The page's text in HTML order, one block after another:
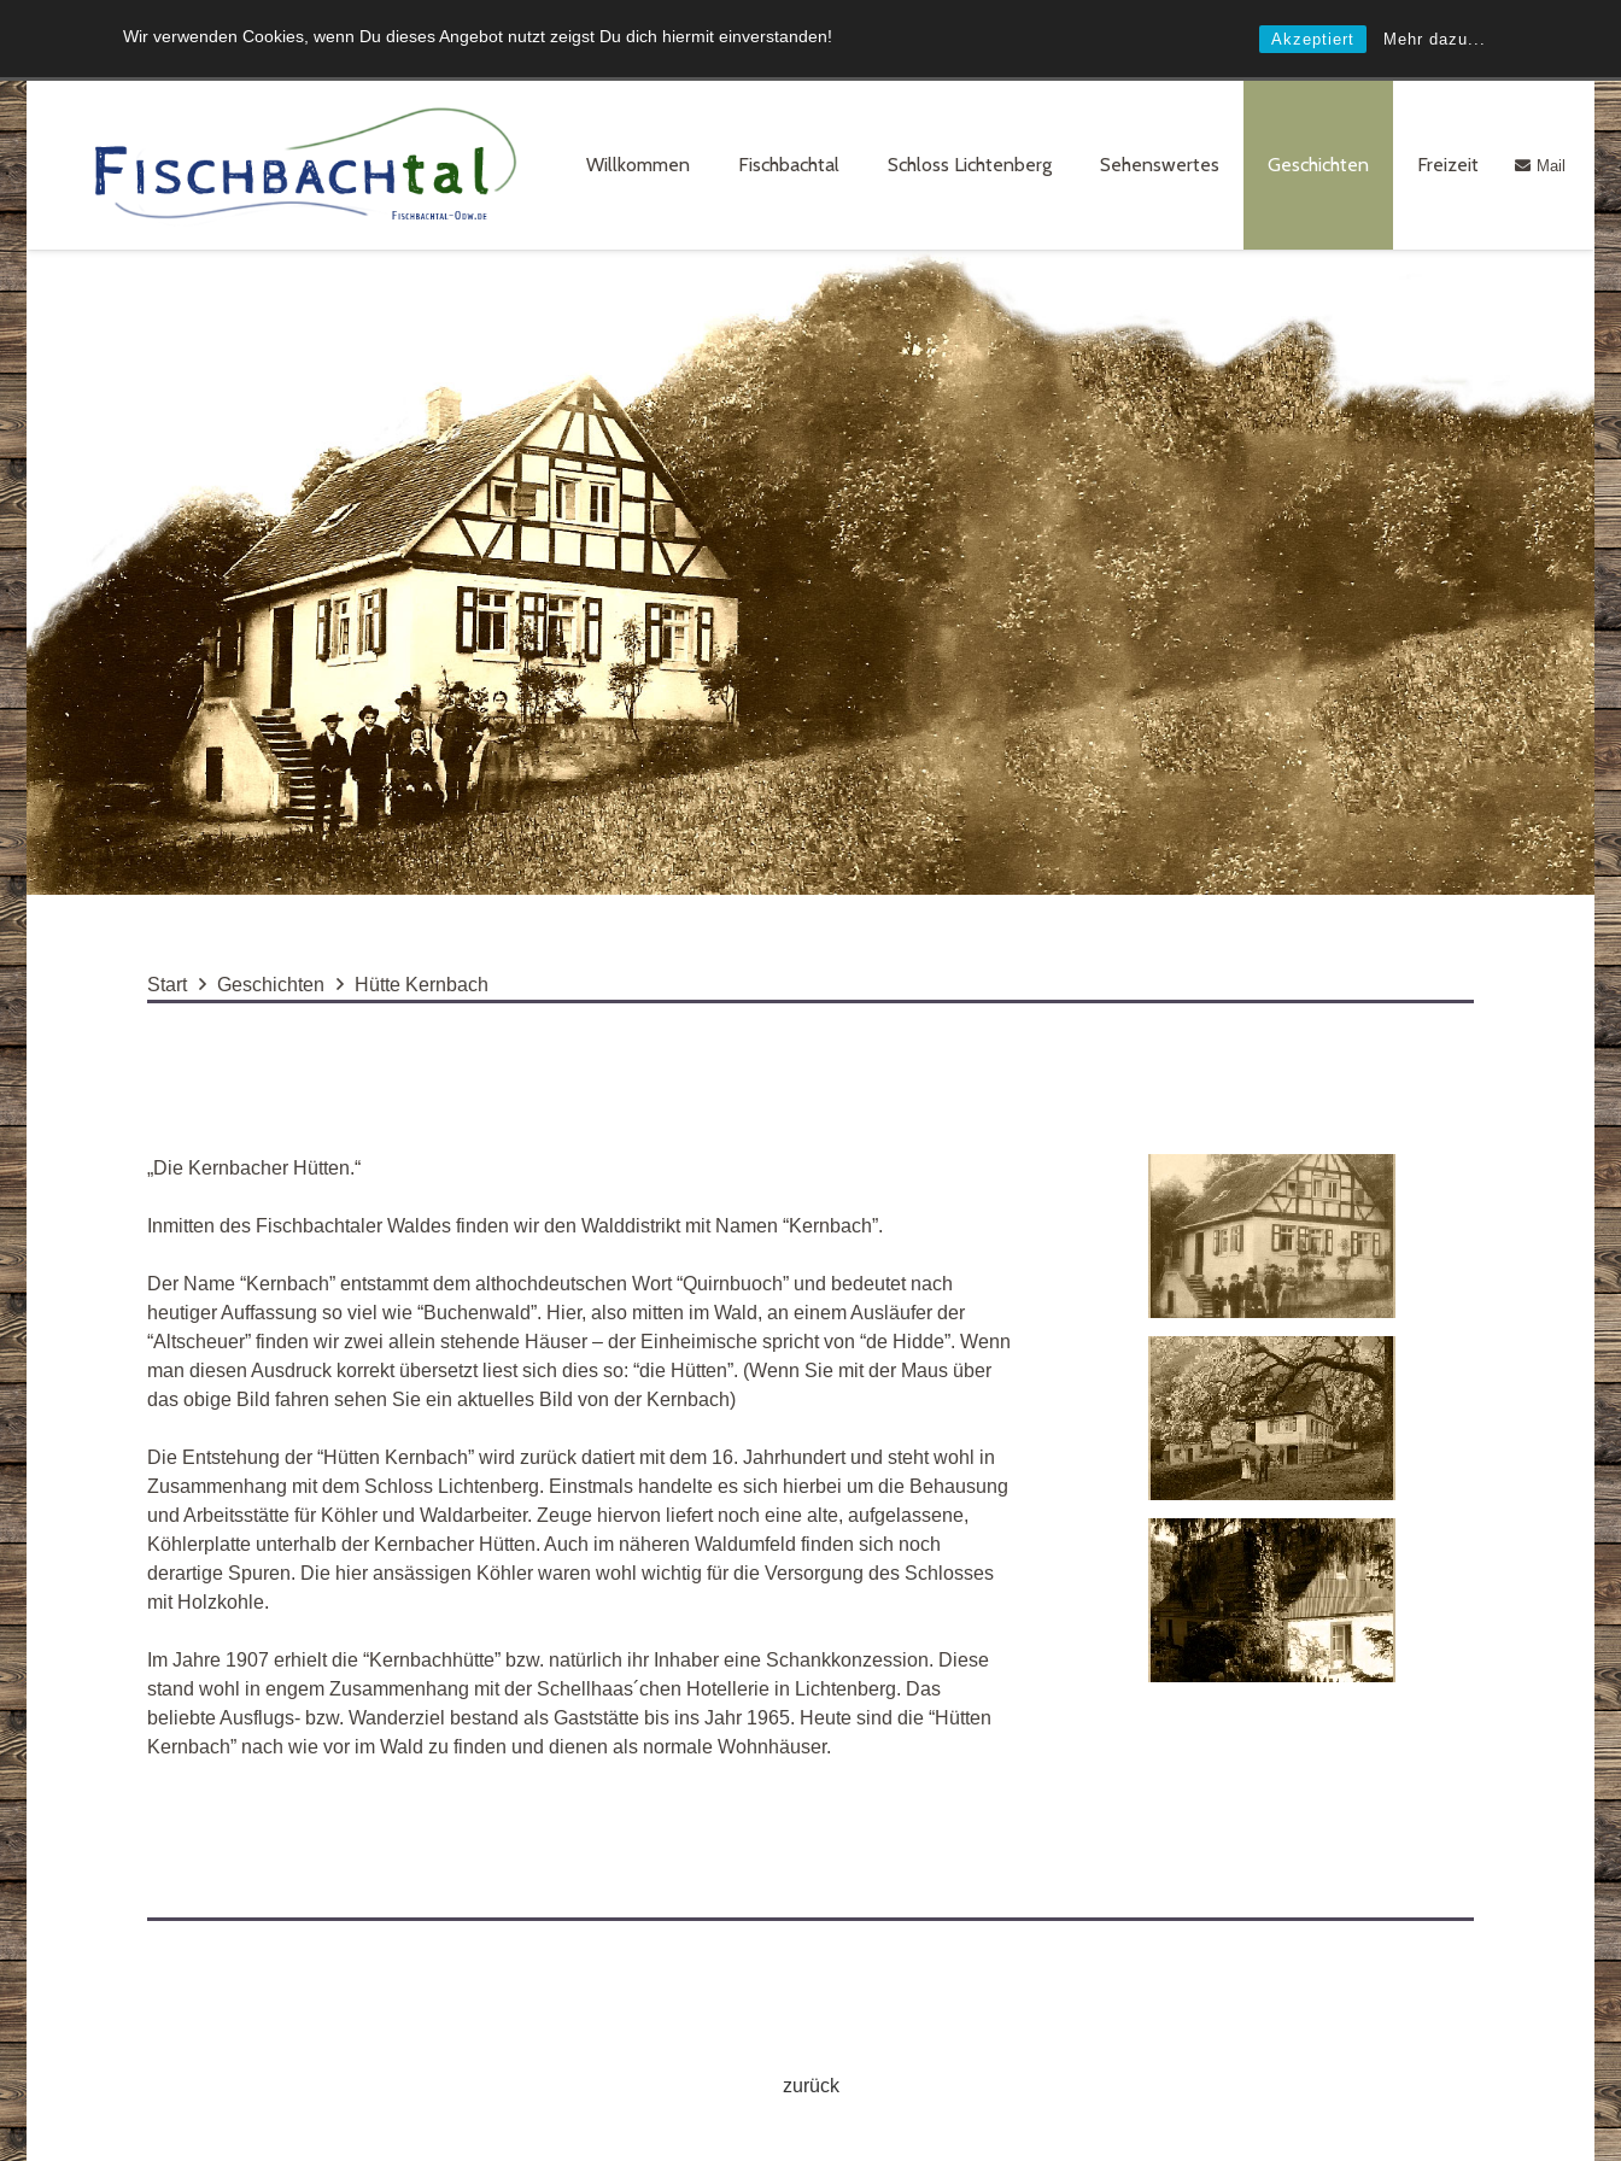
Wir verwenden Cookies, wenn Du dieses Angebot nutzt zeigst Du dich hiermit einverstanden! Akzeptiert Mehr dazu...
Willkommen Fischbachtal Schloss Lichtenberg Sehenswertes Geschichten Freizeit Mail
Start Geschichten Hütte Kernbach
„Die Kernbacher Hütten.“
Inmitten des Fischbachtaler Waldes finden wir den Walddistrikt mit Namen “Kernbach”.
Der Name “Kernbach” entstammt dem althochdeutschen Wort “Quirnbuoch” und bedeutet nach
heutiger Auffassung so viel wie “Buchenwald”. Hier, also mitten im Wald, an einem Ausläufer der
“Altscheuer” finden wir zwei allein stehende Häuser – der Einheimische spricht von “de Hidde”. Wenn
man diesen Ausdruck korrekt übersetzt liest sich dies so: “die Hütten”. (Wenn Sie mit der Maus über
das obige Bild fahren sehen Sie ein aktuelles Bild von der Kernbach)
Die Entstehung der “Hütten Kernbach” wird zurück datiert mit dem 16. Jahrhundert und steht wohl in
Zusammenhang mit dem Schloss Lichtenberg. Einstmals handelte es sich hierbei um die Behausung
und Arbeitsstätte für Köhler und Waldarbeiter. Zeuge hiervon liefert noch eine alte, aufgelassene,
Köhlerplatte unterhalb der Kernbacher Hütten. Auch im näheren Waldumfeld finden sich noch
derartige Spuren. Die hier ansässigen Köhler waren wohl wichtig für die Versorgung des Schlosses
mit Holzkohle.
Im Jahre 1907 erhielt die “Kernbachhütte” bzw. natürlich ihr Inhaber eine Schankkonzession. Diese
stand wohl in engem Zusammenhang mit der Schellhaas´chen Hotellerie in Lichtenberg. Das
beliebte Ausflugs- bzw. Wanderziel bestand als Gaststätte bis ins Jahr 1965. Heute sind die “Hütten
Kernbach” nach wie vor im Wald zu finden und dienen als normale Wohnhäuser.
zurück